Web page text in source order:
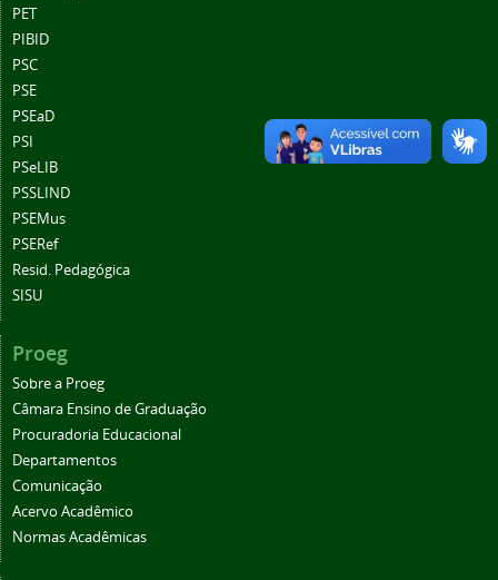
PET
PIBID
PSC
PSE
PSEaD
PSI
PSeLIB
PSSLIND
PSEMus
PSERef
Resid. Pedagógica
SISU
Proeg
Sobre a Proeg
Câmara Ensino de Graduação
Procuradoria Educacional
Departamentos
Comunicação
Acervo Acadêmico
Normas Acadêmicas